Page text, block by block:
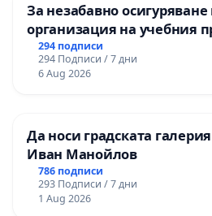
За незабавно
организация на учебния
гарантиране на правото
и качествено
ОУ „Княз Александър I“ и
294 подписи
294 Подписи / 7 дни
6 Aug 2026
Да носи градската
Иван Манойлов
786 подписи
293 Подписи / 7 дни
1 Aug 2026